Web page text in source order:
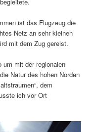
ist das Flugzeug die
Netz an sehr kleinen
mit dem Zug gereist.
um mit der regionalen
Natur des hohen Norden
dem
ich vor Ort